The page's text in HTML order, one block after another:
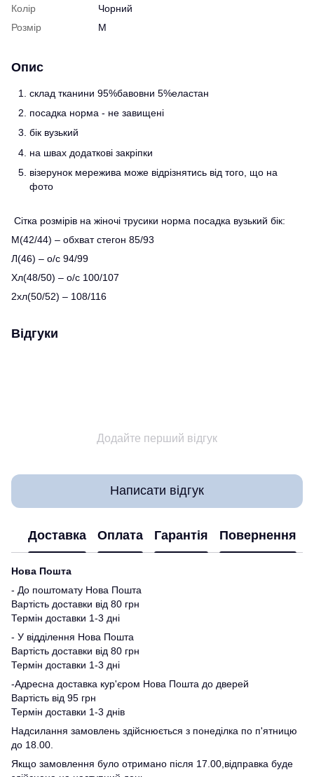
Колір
Чорний
Розмір
M
Опис
склад тканини 95%бавовни 5%еластан
посадка норма - не завищені
бік вузький
на швах додаткові закріпки
візерунок мережива може відрізнятись від того, що на
фото
Сітка розмірів на жіночі трусики норма посадка вузький бік:
М(42/44) – обхват стегон 85/93
Л(46) – о/с 94/99
Хл(48/50) – о/с 100/107
2хл(50/52) – 108/116
Відгуки
Додайте перший відгук
Написати відгук
Доставка Оплата Гарантія Повернення
Нова Пошта
- До поштомату Нова Пошта
Вартість доставки від 80 грн
Термін доставки 1-3 дні
- У відділення Нова Пошта
Вартість доставки від 80 грн
Термін доставки 1-3 дні
-Адресна доставка кур'єром Нова Пошта до дверей
Вартість від 95 грн
Термін доставки 1-3 днів
Надсилання замовлень здійснюється з понеділка по п'ятницю
до 18.00.
Якщо замовлення було отримано після 17.00,відправка буде